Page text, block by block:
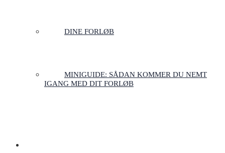
DINE FORLØB
MINIGUIDE: SÅDAN KOMMER DU NEMT
IGANG MED DIT FORLØB